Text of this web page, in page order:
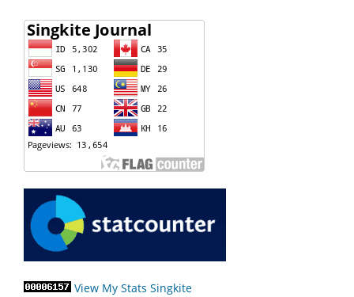
View My Stats Singkite